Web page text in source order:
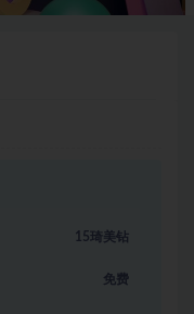
15琦美钻
免费